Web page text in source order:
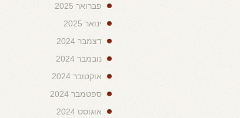
פברואר 2025
ינואר 2025
דצמבר 2024
נובמבר 2024
אוקטובר 2024
ספטמבר 2024
אוגוסט 2024